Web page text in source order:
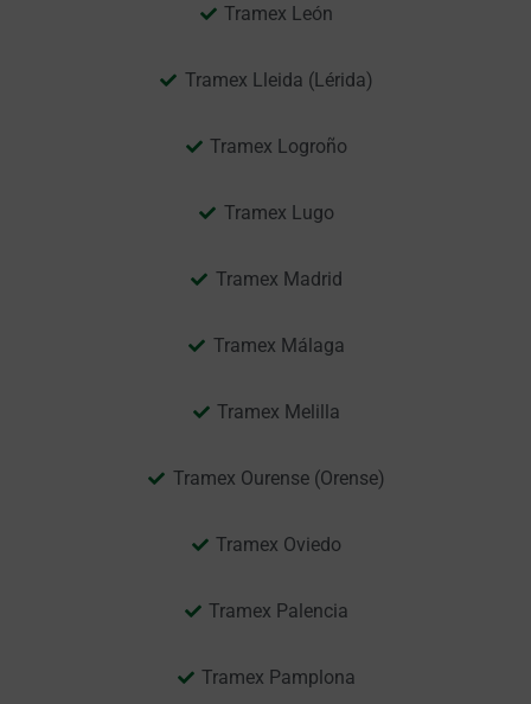
Tramex León
Tramex Lleida (Lérida)
Tramex Logroño
Tramex Lugo
Tramex Madrid
Tramex Málaga
Tramex Melilla
Tramex Ourense (Orense)
Tramex Oviedo
Tramex Palencia
Tramex Pamplona